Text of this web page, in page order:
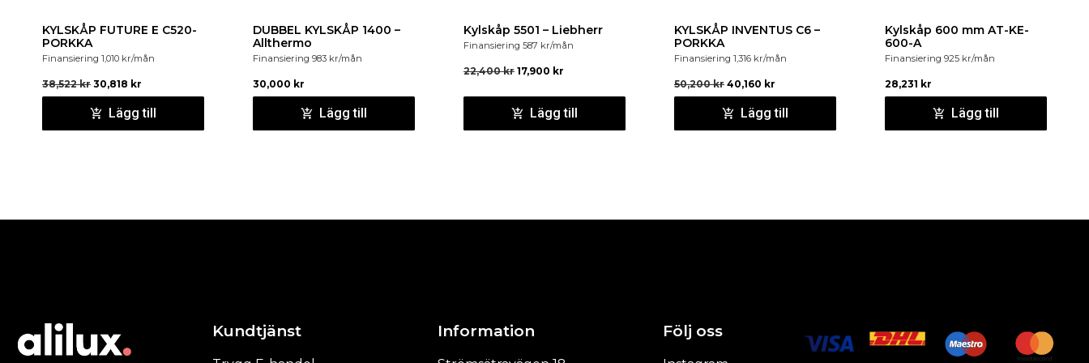
KYLSKÅP FUTURE E C520-
PORKKA
Finansiering 1,010 kr/mån
38,522kr 30,818 kr
Lägg till
DUBBEL KYLSKÅP 1400 –
Allthermo
Finansiering 983 kr/mån
30,000 kr
Lägg till
Kylskåp 5501 – Liebherr
Finansiering 587 kr/mån
22,400kr 17,900 kr
Lägg till
KYLSKÅP INVENTUS C6 –
PORKKA
Finansiering 1,316 kr/mån
50,200kr 40,160 kr
Lägg till
Kylskåp 600 mm AT-KE-
600-A
Finansiering 925 kr/mån
28,231 kr
Lägg till
Kundtjänst Information Följ oss